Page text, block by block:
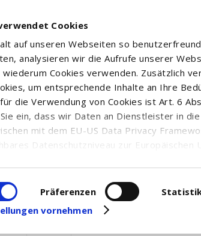
Cookies
auf unseren Webseiten so
analysieren wir die Aufrufe unserer
Cookies verwenden. Zusätzlich
um entsprechende Inhalte an Ihre
die Verwendung von Cookies ist Art. 6
ein, dass wir Daten an Dienstleister in
mit dem EU-US Data Privacy
Datenschutzniveau zur Europäischen
Sie auf unserer Seite zumDatenschutz.
jederzeit widerrufen oder anpassen.
Präferenzen
vornehmen
INC. MD